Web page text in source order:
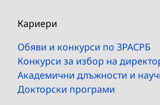
Кариери
Обяви и конкурси по ЗРАСРБ
Конкурси за избор на
Академични длъжности и
Докторски програми